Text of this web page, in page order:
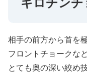
相手の前方から首を
フロントチョークな
とても奥の深い絞め